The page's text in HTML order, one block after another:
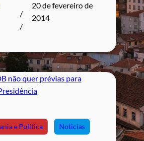
/
/
20 de fevereiro de
2014
e Política Noticias